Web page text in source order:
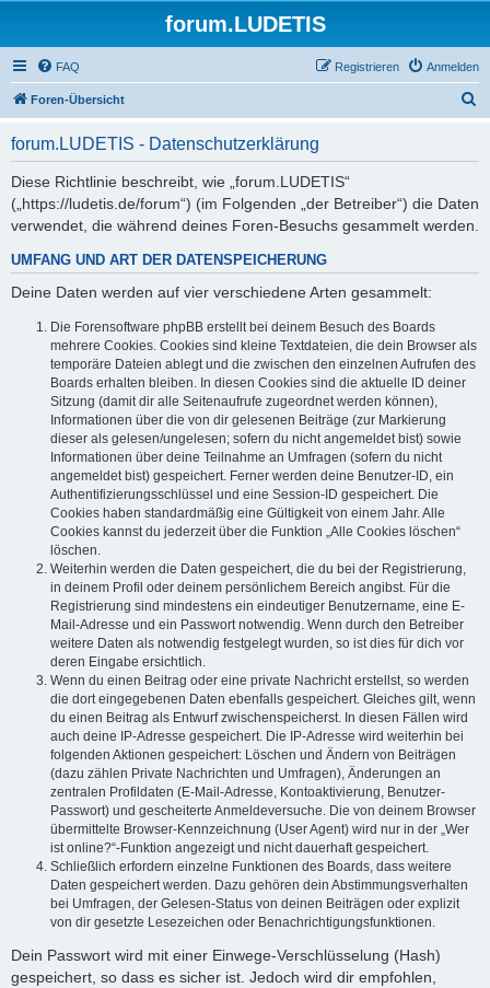
forum.LUDETIS
FAQ Anmelden
Registrieren
Foren-Übersicht
forum.LUDETIS - Datenschutzerklärung
Diese Richtlinie beschreibt, wie „forum.LUDETIS“
(„https://ludetis.de/forum“) (im Folgenden „der Betreiber“) die Daten
verwendet, die während deines Foren-Besuchs gesammelt werden.
UMFANG UND ART DER DATENSPEICHERUNG
Deine Daten werden auf vier verschiedene Arten gesammelt:
Die Forensoftware phpBB erstellt bei deinem Besuch des Boards
mehrere Cookies. Cookies sind kleine Textdateien, die dein Browser als
temporäre Dateien ablegt und die zwischen den einzelnen Aufrufen des
Boards erhalten bleiben. In diesen Cookies sind die aktuelle ID deiner
Sitzung (damit dir alle Seitenaufrufe zugeordnet werden können),
Informationen über die von dir gelesenen Beiträge (zur Markierung
dieser als gelesen/ungelesen; sofern du nicht angemeldet bist) sowie
Informationen über deine Teilnahme an Umfragen (sofern du nicht
angemeldet bist) gespeichert. Ferner werden deine Benutzer-ID, ein
Authentifizierungsschlüssel und eine Session-ID gespeichert. Die
Cookies haben standardmäßig eine Gültigkeit von einem Jahr. Alle
Cookies kannst du jederzeit über die Funktion „Alle Cookies löschen“
löschen.
Weiterhin werden die Daten gespeichert, die du bei der Registrierung,
in deinem Profil oder deinem persönlichem Bereich angibst. Für die
Registrierung sind mindestens ein eindeutiger Benutzername, eine E-
Mail-Adresse und ein Passwort notwendig. Wenn durch den Betreiber
weitere Daten als notwendig festgelegt wurden, so ist dies für dich vor
deren Eingabe ersichtlich.
Wenn du einen Beitrag oder eine private Nachricht erstellst, so werden
die dort eingegebenen Daten ebenfalls gespeichert. Gleiches gilt, wenn
du einen Beitrag als Entwurf zwischenspeicherst. In diesen Fällen wird
auch deine IP-Adresse gespeichert. Die IP-Adresse wird weiterhin bei
folgenden Aktionen gespeichert: Löschen und Ändern von Beiträgen
(dazu zählen Private Nachrichten und Umfragen), Änderungen an
zentralen Profildaten (E-Mail-Adresse, Kontoaktivierung, Benutzer-
Passwort) und gescheiterte Anmeldeversuche. Die von deinem Browser
übermittelte Browser-Kennzeichnung (User Agent) wird nur in der „Wer
ist online?“-Funktion angezeigt und nicht dauerhaft gespeichert.
Schließlich erfordern einzelne Funktionen des Boards, dass weitere
Daten gespeichert werden. Dazu gehören dein Abstimmungsverhalten
bei Umfragen, der Gelesen-Status von deinen Beiträgen oder explizit
von dir gesetzte Lesezeichen oder Benachrichtigungsfunktionen.
Dein Passwort wird mit einer Einwege-Verschlüsselung (Hash)
gespeichert, so dass es sicher ist. Jedoch wird dir empfohlen,